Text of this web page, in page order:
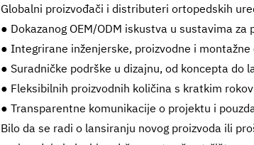
Globalni proizvođači i distributeri ortopedskih
● Dokazanog OEM/ODM iskustva u sustavima
● Integrirane inženjerske, proizvodne i
● Suradničke podrške u dizajnu, od koncepta do
● Fleksibilnih proizvodnih količina s kratkim
● Transparentne komunikacije o projektu i
Bilo da se radi o lansiranju novog proizvoda ili